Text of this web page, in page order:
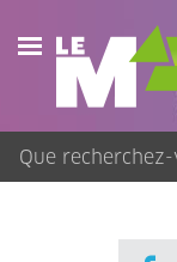
Actualités
Agenda
Publications